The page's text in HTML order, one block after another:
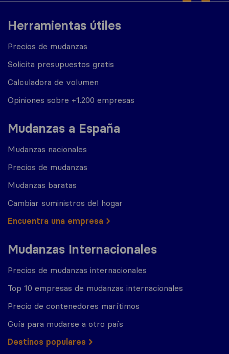
Herramientas útiles
Precios de mudanzas
Solicita presupuestos gratis
Calculadora de volumen
Opiniones sobre +1.200 empresas
Mudanzas a España
Mudanzas nacionales
Precios de mudanzas
Mudanzas baratas
Cambiar suministros del hogar
Encuentra una empresa
Mudanzas Internacionales
Precios de mudanzas internacionales
Top 10 empresas de mudanzas internacionales
Precio de contenedores marítimos
Guía para mudarse a otro país
Destinos populares